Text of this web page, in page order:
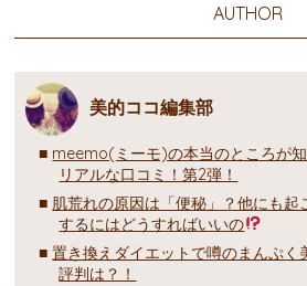
AUTHOR
美的ココ編集部
meemo(ミーモ)の本当のところが
リアルな口コミ！第2弾！
肌荒れの原因は「便秘」？他にも起
するにはどうすればいいの
置き換えダイエットで噂のまんぷく
評判は？！